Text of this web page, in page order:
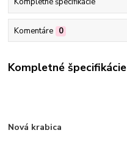
Komentáre 0
Kompletné špecifikácie
Nová krabica